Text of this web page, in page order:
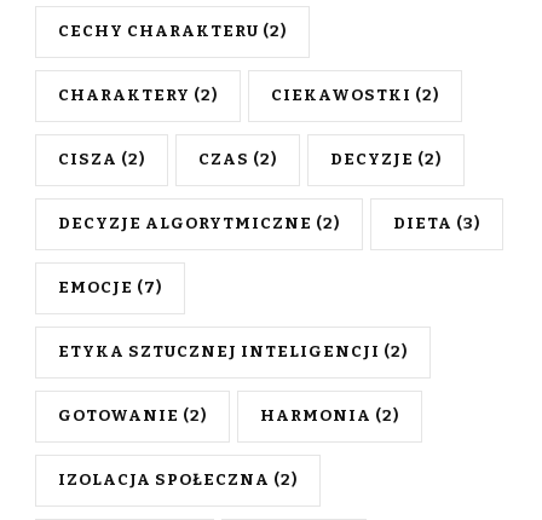
CECHY CHARAKTERU (2)
CHARAKTERY (2) CIEKAWOSTKI (2)
CISZA (2) CZAS (2) DECYZJE (2)
DECYZJE ALGORYTMICZNE (2) DIETA (3)
EMOCJE (7)
ETYKA SZTUCZNEJ INTELIGENCJI (2)
GOTOWANIE (2) HARMONIA (2)
IZOLACJA SPOŁECZNA (2)